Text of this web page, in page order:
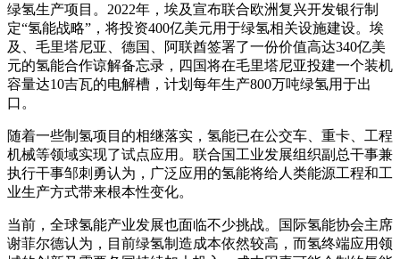
绿氢生产项目。2022年，埃及宣布联合欧洲复兴开发银行制
定“氢能战略”，将投资400亿美元用于绿氢相关设施建设。埃
及、毛里塔尼亚、德国、阿联酋签署了一份价值高达340亿美
元的氢能合作谅解备忘录，四国将在毛里塔尼亚投建一个装机
容量达10吉瓦的电解槽，计划每年生产800万吨绿氢用于出
口。
随着一些制氢项目的相继落实，氢能已在公交车、重卡、工程
机械等领域实现了试点应用。联合国工业发展组织副总干事兼
执行干事邹刺勇认为，广泛应用的氢能将给人类能源工程和工
业生产方式带来根本性变化。
当前，全球氢能产业发展也面临不少挑战。国际氢能协会主席
谢菲尔德认为，目前绿氢制造成本依然较高，而氢终端应用领